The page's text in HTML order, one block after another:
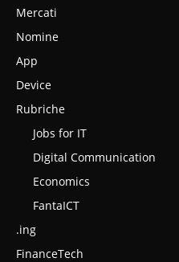
Mercati
Nomine
App
Device
Rubriche
Jobs for IT
Digital Communication
Economics
FantaICT
.ing
FinanceTech